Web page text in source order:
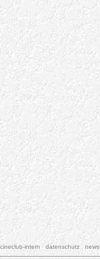
cineclub-intern datenschutz news